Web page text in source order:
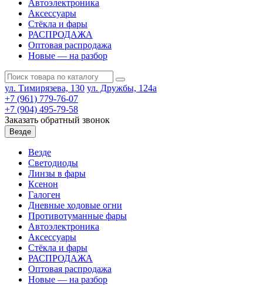
Автоэлектроника
Аксессуары
Стёкла и фары
РАСПРОДАЖА
Оптовая распродажа
Новые — на разбор
ул. Тимирязева, 130 ул. Дружбы, 124а
+7 (961) 779-76-07
+7 (904) 495-79-58
Заказать обратный звонок
Везде
Везде
Светодиоды
Линзы в фары
Ксенон
Галоген
Дневные ходовые огни
Противотуманные фары
Автоэлектроника
Аксессуары
Стёкла и фары
РАСПРОДАЖА
Оптовая распродажа
Новые — на разбор